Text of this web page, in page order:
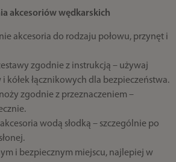
akcesoriów wędkarskich
akcesoria do rodzaju połowu, przynęt i
zgodnie z instrukcją – używaj
kółek łącznikowych dla bezpieczeństwa.
zgodnie z przeznaczeniem –
wodą słodką – szczególnie po
i bezpiecznym miejscu, najlepiej w